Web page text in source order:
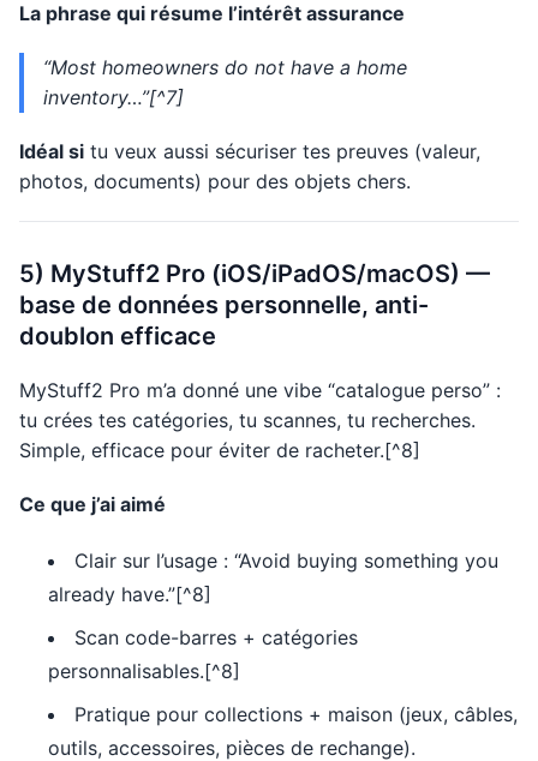
La phrase qui résume l’intérêt assurance
“Most homeowners do not have a home
inventory…”[^7]
Idéal si tu veux aussi sécuriser tes preuves (valeur,
photos, documents) pour des objets chers.
5) MyStuff2 Pro (iOS/iPadOS/macOS) —
base de données personnelle, anti-
doublon efficace
MyStuff2 Pro m’a donné une vibe “catalogue perso” :
tu crées tes catégories, tu scannes, tu recherches.
Simple, efficace pour éviter de racheter.[^8]
Ce que j’ai aimé
Clair sur l’usage : “Avoid buying something you
already have.”[^8]
Scan code-barres + catégories
personnalisables.[^8]
Pratique pour collections + maison (jeux, câbles,
outils, accessoires, pièces de rechange).